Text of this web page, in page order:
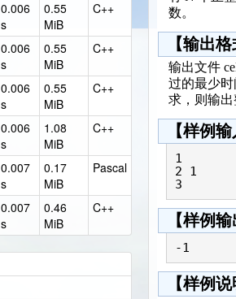
0.006
s
0.55
MiB
C++
0.006
s
0.55
MiB
C++
0.006
s
0.55
MiB
C++
0.006
s
1.08
MiB
C++
0.007
s
0.17
MiB
Pascal
0.007
s
0.46
MiB
C++
数。
【输出
输出文件
过的最少
求，则输
【样例
1
2 1
【样例
【样例